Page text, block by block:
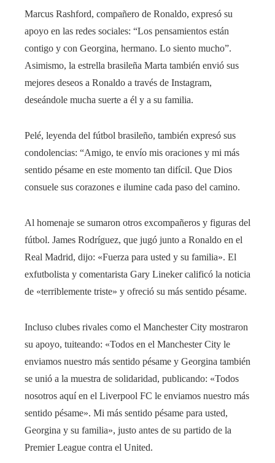
Marcus Rashford, compañero de Ronaldo, expresó su
apoyo en las redes sociales: “Los pensamientos están
contigo y con Georgina, hermano. Lo siento mucho”.
Asimismo, la estrella brasileña Marta también envió sus
mejores deseos a Ronaldo a través de Instagram,
deseándole mucha suerte a él y a su familia.
Pelé, leyenda del fútbol brasileño, también expresó sus
condolencias: “Amigo, te envío mis oraciones y mi más
sentido pésame en este momento tan difícil. Que Dios
consuele sus corazones e ilumine cada paso del camino.
Al homenaje se sumaron otros excompañeros y figuras del
fútbol. James Rodríguez, que jugó junto a Ronaldo en el
Real Madrid, dijo: «Fuerza para usted y su familia». El
exfutbolista y comentarista Gary Lineker calificó la noticia
de «terriblemente triste» y ofreció su más sentido pésame.
Incluso clubes rivales como el Manchester City mostraron
su apoyo, tuiteando: «Todos en el Manchester City le
enviamos nuestro más sentido pésame y Georgina también
se unió a la muestra de solidaridad, publicando: «Todos
nosotros aquí en el Liverpool FC le enviamos nuestro más
sentido pésame». Mi más sentido pésame para usted,
Georgina y su familia», justo antes de su partido de la
Premier League contra el United.